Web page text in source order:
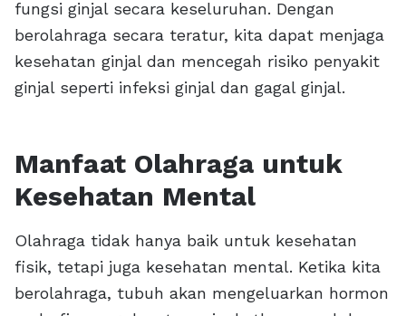
fungsi ginjal secara keseluruhan. Dengan
berolahraga secara teratur, kita dapat menjaga
kesehatan ginjal dan mencegah risiko penyakit
ginjal seperti infeksi ginjal dan gagal ginjal.
Manfaat Olahraga untuk
Kesehatan Mental
Olahraga tidak hanya baik untuk kesehatan
fisik, tetapi juga kesehatan mental. Ketika kita
berolahraga, tubuh akan mengeluarkan hormon